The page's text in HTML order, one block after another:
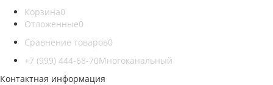
Корзина0
Отложенные0
Сравнение товаров0
+7 (999) 444-68-70Многоканальный
Контактная информация